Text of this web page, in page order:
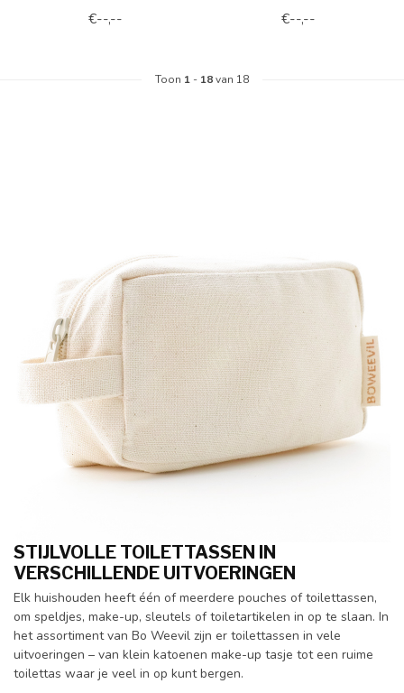
€--,-- €--,--
Toon 1 - 18van 18
STIJLVOLLE TOILETTASSEN IN
VERSCHILLENDE UITVOERINGEN
Elk huishouden heeft één of meerdere pouches of toilettassen,
om speldjes, make-up, sleutels of toiletartikelen in op te slaan. In
het assortiment van Bo Weevil zijn er toilettassen in vele
uitvoeringen – van klein katoenen make-up tasje tot een ruime
toilettas waar je veel in op kunt bergen.